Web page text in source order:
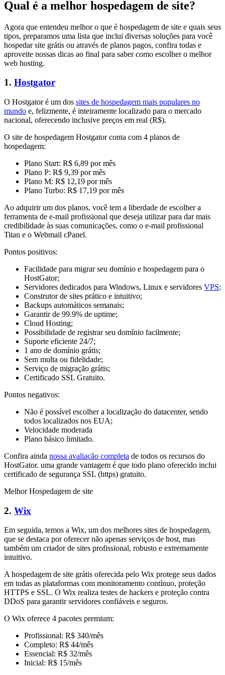
Qual é a melhor hospedagem de site?
Agora que entendeu melhor o que é hospedagem de site e quais seus
tipos, preparamos uma lista que inclui diversas soluções para você
hospedar site grátis ou através de planos pagos, confira todas e
aproveite nossas dicas ao final para saber como escolher o melhor
web hosting.
1. Hostgator
O Hostgator é um dos sites de hospedagem mais populares no
mundo e, felizmente, é inteiramente localizado para o mercado
nacional, oferecendo inclusive preços em real (R$).
O site de hospedagem Hostgator conta com 4 planos de
hospedagem:
Plano Start: R$ 6,89 por mês
Plano P: R$ 9,39 por mês
Plano M: R$ 12,19 por mês
Plano Turbo: R$ 17,19 por mês
Ao adquirir um dos planos, você tem a liberdade de escolher a
ferramenta de e-mail profissional que deseja utilizar para dar mais
credibilidade às suas comunicações, como o e-mail profissional
Titan e o Webmail cPanel.
Pontos positivos:
Facilidade para migrar seu domínio e hospedagem para o
HostGator;
Servidores dedicados para Windows, Linux e servidores VPS;
Construtor de sites prático e intuitivo;
Backups automáticos semanais;
Garantir de 99.9% de uptime;
Cloud Hosting;
Possibilidade de registrar seu domínio facilmente;
Suporte eficiente 24/7;
1 ano de domínio grátis;
Sem multa ou fidelidade;
Serviço de migração grátis;
Certificado SSL Gratuito.
Pontos negativos:
Não é possível escolher a localização do datacenter, sendo
todos localizados nos EUA;
Velocidade moderada
Plano básico limitado.
Confira ainda nossa avaliação completa de todos os recursos do
HostGator. uma grande vantagem é que todo plano oferecido inclui
certificado de segurança SSL (https) gratuito.
Melhor Hospedagem de site
2. Wix
Em seguida, temos a Wix, um dos melhores sites de hospedagem,
que se destaca por oferecer não apenas serviços de host, mas
também um criador de sites profissional, robusto e extremamente
intuitivo.
A hospedagem de site grátis oferecida pelo Wix protege seus dados
em todas as plataformas com monitoramento contínuo, proteção
HTTPS e SSL. O Wix realiza testes de hackers e proteção contra
DDoS para garantir servidores confiáveis e seguros.
O Wix oferece 4 pacotes premium:
Profissional: R$ 340/mês
Completo: R$ 44/mês
Essencial: R$ 32/mês
Inicial: R$ 15/mês